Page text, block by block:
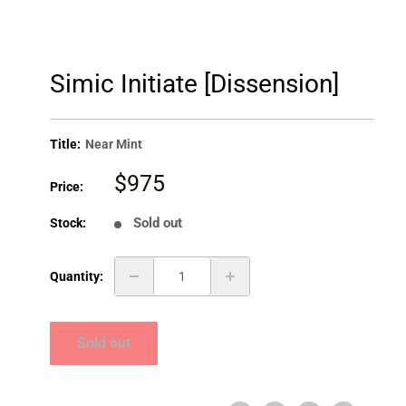
Simic Initiate [Dissension]
Title: Near Mint
Price:
Sale
$975
Stock: Sold out
Quantity:
Sold out